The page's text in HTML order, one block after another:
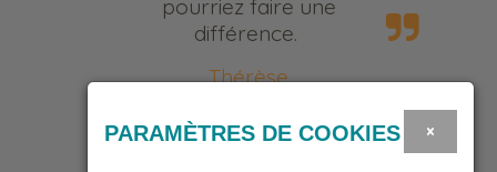
pourriez faire une
différence.
Thérèse
×
PARAMÈTRES DE COOKIES